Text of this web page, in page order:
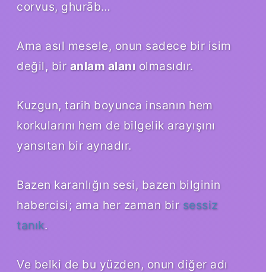
corvus, ghurāb…
Ama asıl mesele, onun sadece bir isim
değil, bir anlam alanıolmasıdır.
Kuzgun, tarih boyunca insanın hem
korkularını hem de bilgelik arayışını
yansıtan bir aynadır.
Bazen karanlığın sesi, bazen bilginin
habercisi; ama her zaman bir sessiz
tanık.
Ve belki de bu yüzden, onun diğer adı